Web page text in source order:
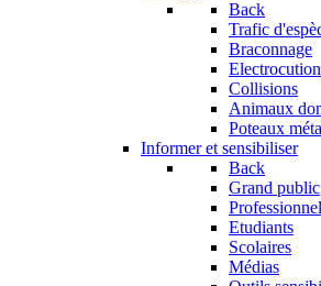
Back
Trafic
Braconnage
Electrocution
Collisions
Animaux
Poteaux
Informer et sensibiliser
Back
Grand public
Etudiants
Scolaires
Médias